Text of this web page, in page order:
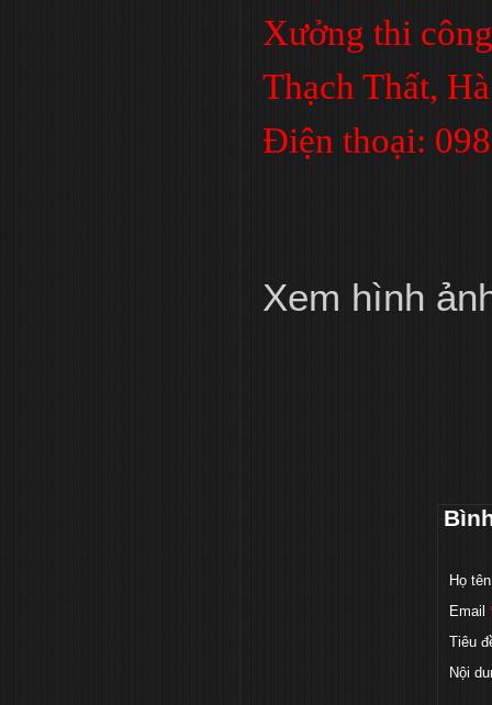
Xưởng thi
Thạch Thất,
Điện thoại:
Xem hình
Họ tên
Email
Tiêu
Nội